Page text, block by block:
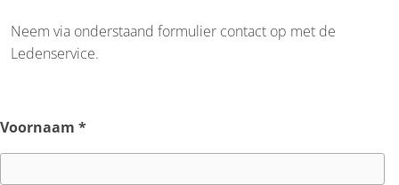
Neem via onderstaand formulier contact op met de
Ledenservice.
Voornaam *